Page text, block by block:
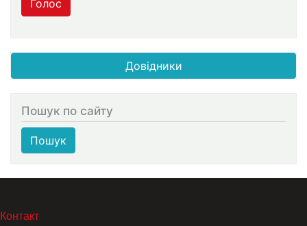
Голос
Довідники
Пошук по сайту
Пошук
МЕНЮ В ПОДВАЛЕ
Контакт